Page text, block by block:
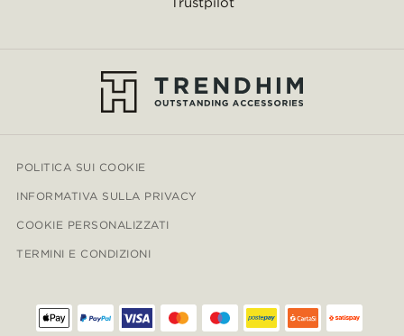
POLITICA SUI COOKIE
INFORMATIVA SULLA PRIVACY
COOKIE PERSONALIZZATI
TERMINI E CONDIZIONI